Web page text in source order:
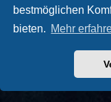
bestmöglichen
bieten. Mehr